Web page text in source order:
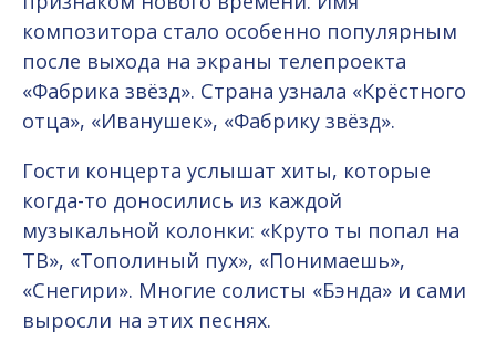
композитора стало особенно популярным
после выхода на экраны телепроекта
«Фабрика звёзд». Страна узнала «Крёстного
отца», «Иванушек», «Фабрику звёзд».
Гости концерта услышат хиты, которые
когда-то доносились из каждой
музыкальной колонки: «Круто ты попал на
ТВ», «Тополиный пух», «Понимаешь»,
«Снегири». Многие солисты «Бэнда» и сами
выросли на этих песнях.